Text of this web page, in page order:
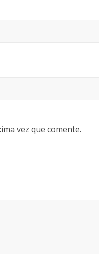
vez que comente.